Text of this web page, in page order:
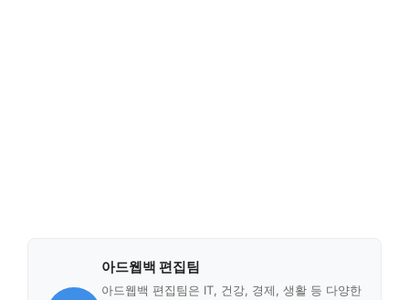
아드웹백 편집팀
아드웹백 편집팀은 IT, 건강, 경제, 생활 등 다양한